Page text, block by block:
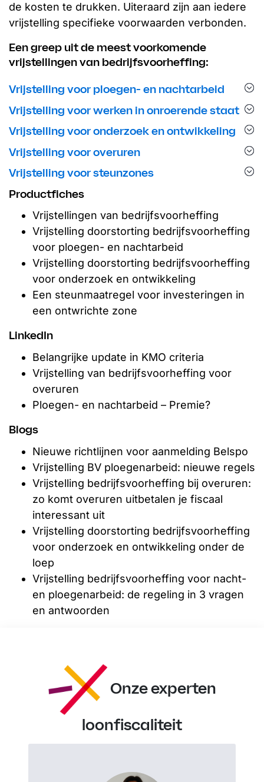
de kosten te drukken. Uiteraard zijn aan iedere
vrijstelling specifieke voorwaarden verbonden.
Een greep uit de meest voorkomende
vrijstellingen van bedrijfsvoorheffing:
Vrijstelling voor ploegen- en nachtarbeid
Vrijstelling voor werken in onroerende staat
Vrijstelling voor onderzoek en ontwikkeling
Vrijstelling voor overuren
Vrijstelling voor steunzones
Productfiches
Vrijstellingen van bedrijfsvoorheffing
Vrijstelling doorstorting bedrijfsvoorheffing
voor ploegen- en nachtarbeid
Vrijstelling doorstorting bedrijfsvoorheffing
voor onderzoek en ontwikkeling
Een steunmaatregel voor investeringen in
een ontwrichte zone
LinkedIn
Belangrijke update in KMO criteria
Vrijstelling van bedrijfsvoorheffing voor
overuren
Ploegen- en nachtarbeid – Premie?
Blogs
Nieuwe richtlijnen voor aanmelding Belspo
Vrijstelling BV ploegenarbeid: nieuwe regels
Vrijstelling bedrijfsvoorheffing bij overuren:
zo komt overuren uitbetalen je fiscaal
interessant uit
Vrijstelling doorstorting bedrijfsvoorheffing
voor onderzoek en ontwikkeling onder de
loep
Vrijstelling bedrijfsvoorheffing voor nacht-
en ploegenarbeid: de regeling in 3 vragen
en antwoorden
Onze experten
loonfiscaliteit